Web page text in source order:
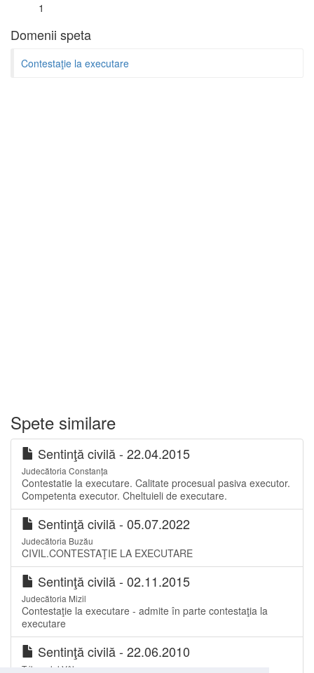
1
Domenii speta
Contestaţie la executare
Spete similare
Sentinţă civilă - 22.04.2015
Judecătoria Constanța
Contestatie la executare. Calitate procesual pasiva executor.
Competenta executor. Cheltuieli de executare.
Sentinţă civilă - 05.07.2022
Judecătoria Buzău
CIVIL.CONTESTAŢIE LA EXECUTARE
Sentinţă civilă - 02.11.2015
Judecătoria Mizil
Contestaţie la executare - admite în parte contestaţia la
executare
Sentinţă civilă - 22.06.2010
Tribunalul Vâlcea